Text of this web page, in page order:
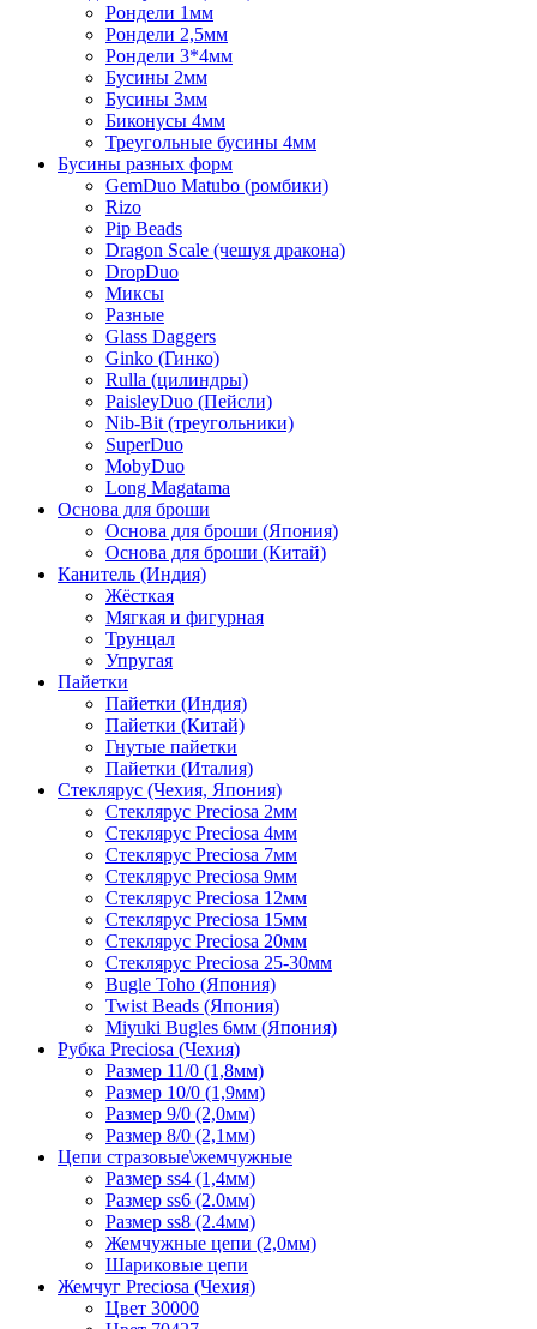
Рондели 1мм
Рондели 2,5мм
Рондели 3*4мм
Бусины 2мм
Бусины 3мм
Биконусы 4мм
Треугольные бусины 4мм
Бусины разных форм
GemDuo Matubo (ромбики)
Rizo
Pip Beads
Dragon Scale (чешуя дракона)
DropDuo
Миксы
Разные
Glass Daggers
Ginko (Гинко)
Rulla (цилиндры)
PaisleyDuo (Пейсли)
Nib-Bit (треугольники)
SuperDuo
MobyDuo
Long Magatama
Основа для броши
Основа для броши (Япония)
Основа для броши (Китай)
Канитель (Индия)
Жёсткая
Мягкая и фигурная
Трунцал
Упругая
Пайетки
Пайетки (Индия)
Пайетки (Китай)
Гнутые пайетки
Пайетки (Италия)
Стеклярус (Чехия, Япония)
Стеклярус Preciosa 2мм
Стеклярус Preciosa 4мм
Стеклярус Preciosa 7мм
Стеклярус Preciosa 9мм
Стеклярус Preciosa 12мм
Стеклярус Preciosa 15мм
Стеклярус Preciosa 20мм
Стеклярус Preciosa 25-30мм
Bugle Toho (Япония)
Twist Beads (Япония)
Miyuki Bugles 6мм (Япония)
Рубка Preciosa (Чехия)
Размер 11/0 (1,8мм)
Размер 10/0 (1,9мм)
Размер 9/0 (2,0мм)
Размер 8/0 (2,1мм)
Цепи стразовые\жемчужные
Размер ss4 (1,4мм)
Размер ss6 (2.0мм)
Размер ss8 (2.4мм)
Жемчужные цепи (2,0мм)
Шариковые цепи
Жемчуг Preciosa (Чехия)
Цвет 30000